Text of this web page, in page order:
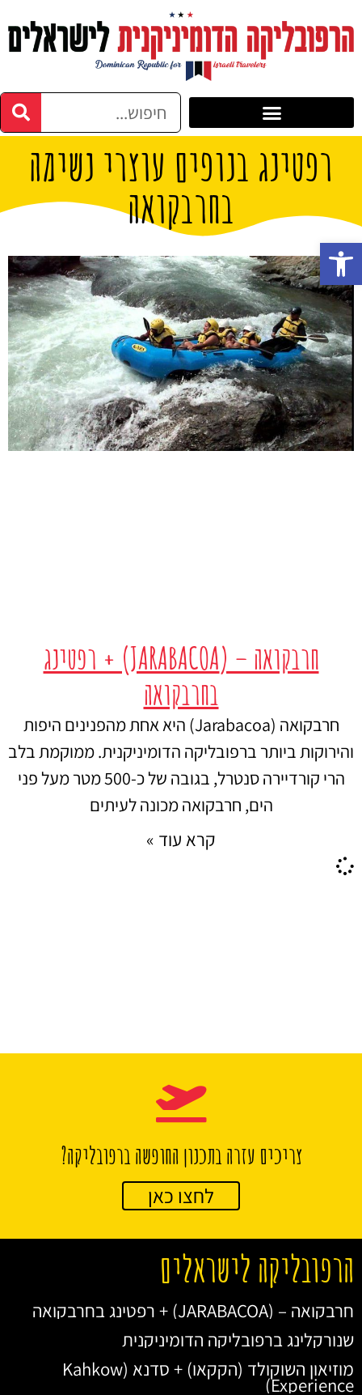
רפטינג בנופים עוצרי נשימה
בחרבקואה
חרבקואה – (JARABACOA) + רפטינג
בחרבקואה
חרבקואה (Jarabacoa) היא אחת מהפנינים היפות
והירוקות ביותר ברפובליקה הדומיניקנית. ממוקמת בלב
הרי קורדיירה סנטרל, בגובה של כ-500 מטר מעל פני
הים, חרבקואה מכונה לעיתים
קרא עוד »
צריכים עזרה בתכנון החופשה ברפובליקה?
לחצו כאן
הרפובליקה לישראלים
חרבקואה – (JARABACOA) + רפטינג בחרבקואה
שנורקלינג ברפובליקה הדומיניקנית
מוזיאון השוקולד (הקקאו) + סדנא (Kahkow
Experience)
פתח סרגל נגישות